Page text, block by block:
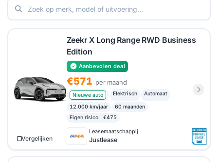
budgetsegment. Wie de tarieven wil vergelijken, kan
Zeekr X Long Range RWD Business
Edition
Aanbevolen deal
€571 per maand
Nieuwe auto Elektrisch Automaat
12.000 km/jaar
60 maanden
Eigen risico:
€475
Leasemaatschappij
Justlease
Vergelijken